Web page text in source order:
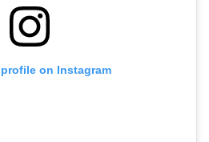
on Instagram